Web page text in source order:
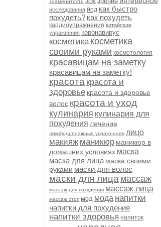
знаменитости
исследования йод как быстро
похудеть? как похудеть
кардиоупражнения китайские
упражнения коронавирус
косметика косметика
своими руками косметология
красавицам на заметку
красавицам на заметку!
красота красота и
здоровье красота и здоровье
волос красота и уход
кулинария кулинария для
похудения лечение
лимфодренажные упражнения лицо
макияж маникюр маникюр в
домашних условиях маска
маска для лица маска своими
руками маски для волос
маски для лица массаж
массаж для похудения массаж лица
массаж стоп мед мода напитки
напитки для похудения
напитки здоровья напиток